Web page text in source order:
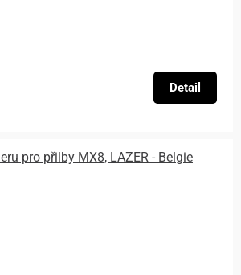
Detail
pro přilby MX8, LAZER - Belgie